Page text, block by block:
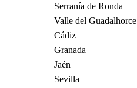
Serranía de Ronda
Valle del Guadalhorce
Cádiz
Granada
Jaén
Sevilla